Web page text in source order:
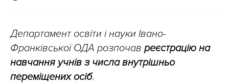
Департамент освіти і науки Івано-
Франківської ОДА розпочав реєстрацію на
навчання учнів з числа внутрішньо
переміщених осіб.